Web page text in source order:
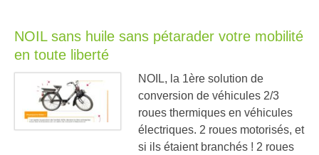
NOIL sans huile sans pétarader votre mobilité
en toute liberté
NOIL, la 1ère solution de
conversion de véhicules 2/3
roues thermiques en véhicules
électriques. 2 roues motorisés, et
si ils étaient branchés ! 2 roues